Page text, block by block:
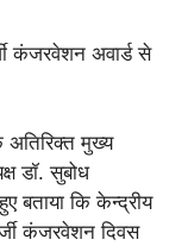
कंजरवेशन अवार्ड से
अतिरिक्त मुख्य
डॉ. सुबोध
बताया कि केन्द्रीय
कंजरवेशन दिवस